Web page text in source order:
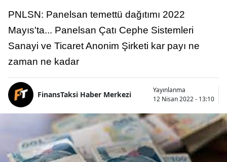
PNLSN: Panelsan temettü dağıtımı 2022
Mayıs'ta... Panelsan Çatı Cephe Sistemleri
Sanayi ve Ticaret Anonim Şirketi kar payı ne
zaman ne kadar
FinansTaksi Haber Merkezi
Yayınlanma
12 Nisan 2022 - 13:10